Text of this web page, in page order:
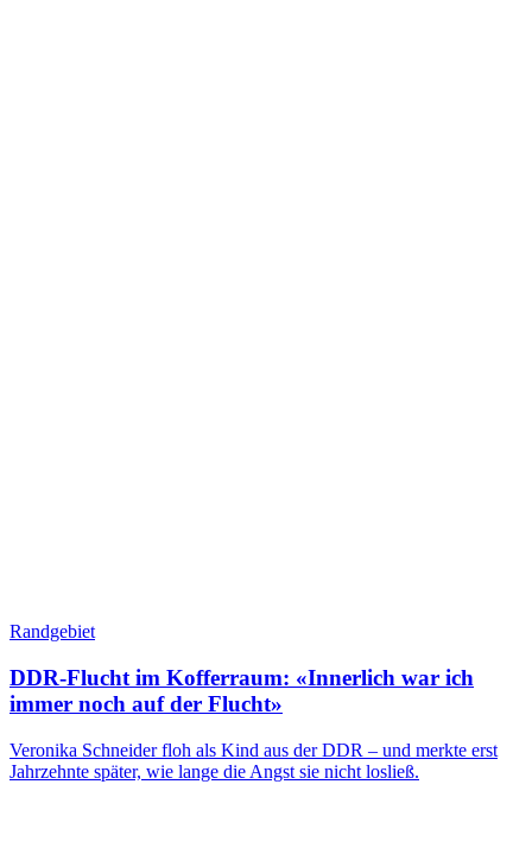
Randgebiet
DDR-Flucht im Kofferraum: «Innerlich war ich
immer noch auf der Flucht»
Veronika Schneider floh als Kind aus der DDR – und merkte erst
Jahrzehnte später, wie lange die Angst sie nicht losließ.